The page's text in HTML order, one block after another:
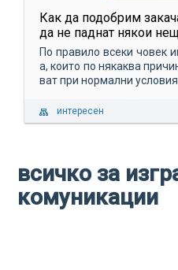
Как да подобрим
да не паднат някои
По правило всеки човек
а, които по някаква
ват при нормални условия.
интересен
всичко за
комуникации